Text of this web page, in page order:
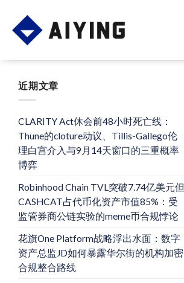
content
近期文章
CLARITY Act休会前48小时死亡线：
Thune的cloture动议、Tillis-Gallego伦
理白宫介入与9月14天窗口的三重概率
博弈
Robinhood Chain TVL突破7.74亿美元但
CASHCAT占代币化资产市值85%：受
监管券商公链实验的meme币合规悖论
花旗One Platform战略浮出水面：数字
资产总监JD如何暴露华尔街的机构加密
合规整合路线